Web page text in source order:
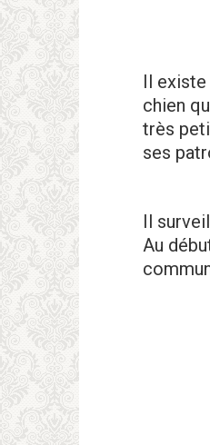
Il existe
chien
très
ses
Il
Au